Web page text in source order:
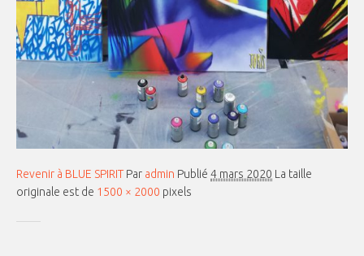
Revenir à BLUE SPIRIT Par admin Publié 4 mars 2020 La taille
originale est de 1500 × 2000 pixels